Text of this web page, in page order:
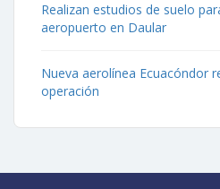
Realizan estudios de suelo
aeropuerto en Daular
Nueva aerolínea Ecuacóndor
operación